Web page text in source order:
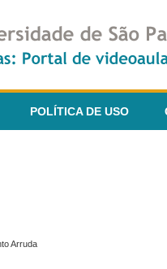
POLÍTICA DE USO
Arruda